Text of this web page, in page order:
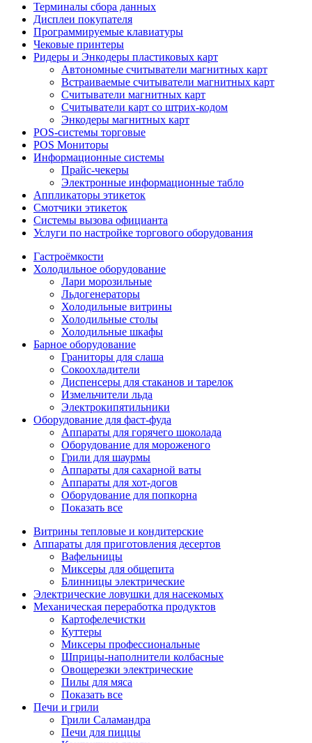
Терминалы сбора данных
Дисплеи покупателя
Программируемые клавиатуры
Чековые принтеры
Ридеры и Энкодеры пластиковых карт
Автономные считыватели магнитных карт
Встраиваемые считыватели магнитных карт
Считыватели магнитных карт
Считыватели карт со штрих-кодом
Энкодеры магнитных карт
POS-системы торговые
POS Мониторы
Информационные системы
Прайс-чекеры
Электронные информационные табло
Аппликаторы этикеток
Смотчики этикеток
Системы вызова официанта
Услуги по настройке торгового оборудования
Гастроёмкости
Холодильное оборудование
Лари морозильные
Льдогенераторы
Холодильные витрины
Холодильные столы
Холодильные шкафы
Барное оборудование
Граниторы для слаша
Сокоохладители
Диспенсеры для стаканов и тарелок
Измельчители льда
Электрокипятильники
Оборудование для фаст-фуда
Аппараты для горячего шоколада
Оборудование для мороженого
Грили для шаурмы
Аппараты для сахарной ваты
Аппараты для хот-догов
Оборудование для попкорна
Показать все
Витрины тепловые и кондитерские
Аппараты для приготовления десертов
Вафельницы
Миксеры для общепита
Блинницы электрические
Электрические ловушки для насекомых
Механическая переработка продуктов
Картофелечистки
Куттеры
Миксеры профессиональные
Шприцы-наполнители колбасные
Овощерезки электрические
Пилы для мяса
Показать все
Печи и грили
Грили Саламандра
Печи для пиццы